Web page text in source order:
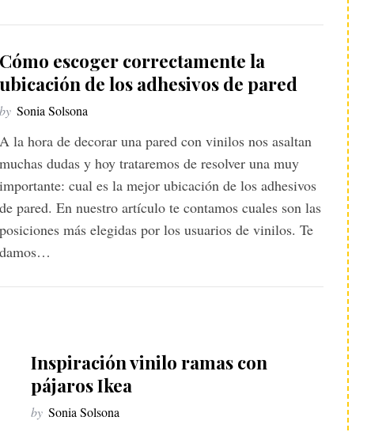
Cómo escoger correctamente la
ubicación de los adhesivos de pared
by Sonia Solsona
A la hora de decorar una pared con vinilos nos asaltan
muchas dudas y hoy trataremos de resolver una muy
importante: cual es la mejor ubicación de los adhesivos
de pared. En nuestro artículo te contamos cuales son las
posiciones más elegidas por los usuarios de vinilos. Te
damos…
Inspiración vinilo ramas con
pájaros Ikea
by Sonia Solsona